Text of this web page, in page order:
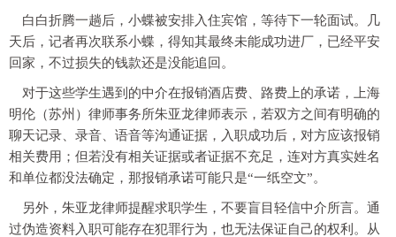
白白折腾一趟后，小蝶被安排入住宾馆，等待下一轮面试。几
天后，记者再次联系小蝶，得知其最终未能成功进厂，已经平安
回家，不过损失的钱款还是没能追回。
对于这些学生遇到的中介在报销酒店费、路费上的承诺，上海
明伦（苏州）律师事务所朱亚龙律师表示，若双方之间有明确的
聊天记录、录音、语音等沟通证据，入职成功后，对方应该报销
相关费用；但若没有相关证据或者证据不充足，连对方真实姓名
和单位都没法确定，那报销承诺可能只是“一纸空文”。
另外，朱亚龙律师提醒求职学生，不要盲目轻信中介所言。通
过伪造资料入职可能存在犯罪行为，也无法保证自己的权利。从